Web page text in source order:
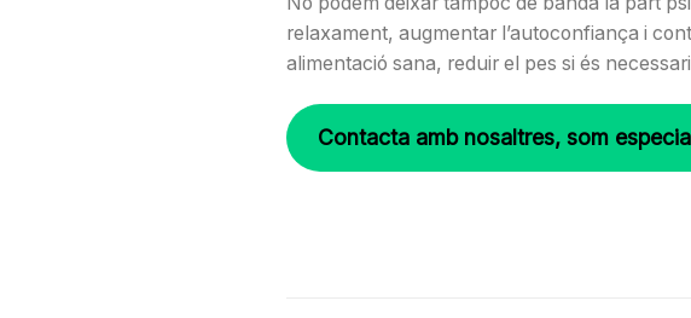
relaxament, augmentar l’autoconfiança i
alimentació sana, reduir el pes si és
Contacta amb nosaltres, som